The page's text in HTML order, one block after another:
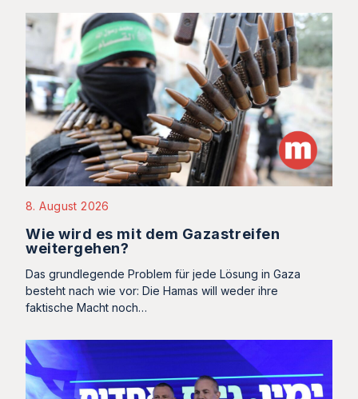
8. August 2026
Wie wird es mit dem Gazastreifen
weitergehen?
Das grundlegende Problem für jede Lösung in Gaza
besteht nach wie vor: Die Hamas will weder ihre
faktische Macht noch…